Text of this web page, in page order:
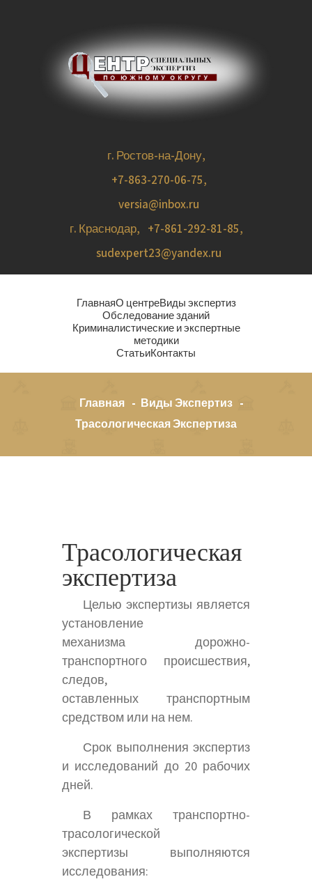
г. Ростов-на-Дону,
+7-863-270-06-75,
versia@inbox.ru
г. Краснодар, +7-861-292-81-85,
sudexpert23@yandex.ru
ГлавнаяО центреВиды экспертиз
Обследование зданий
Криминалистические и экспертные
методики
СтатьиКонтакты
Главная
Виды Экспертиз
Трасологическая Экспертиза
Трасологическая
экспертиза
Целью экспертизы является
установление
механизма дорожно-
транспортного происшествия,
следов,
оставленных транспортным
средством или на нем.
Срок выполнения экспертиз
и исследований до 20 рабочих
дней.
В рамках транспортно-
трасологической
экспертизы выполняются
исследования: